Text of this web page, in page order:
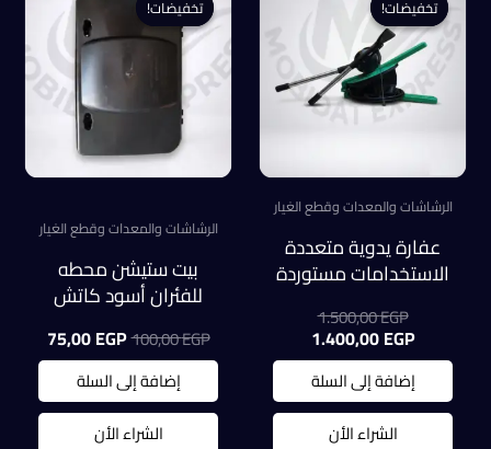
تخفيضات!
تخفيضات!
الرشاشات والمعدات وقطع الغيار
عفارة يدوية متعددة
الاستخدامات مستوردة
1.500,00EGP السعر
الأصلي
هو:
1.500,00 EGP.
1.400,00EGP
الحالي
هو:
1.400,00 EGP.
إضافة إلى السلة
الشراء الأن
تخفيضات!
تخفيضات!
الرشاشات والمعدات وقطع الغيار
بيت ستيشن محطه
للفئران أسود كاتش
100,00EGP السعر
الأصلي
هو:
100,00 EGP.
75,00EGP
الحالي
75,00 EGP.
إضافة إلى السلة
الشراء الأن